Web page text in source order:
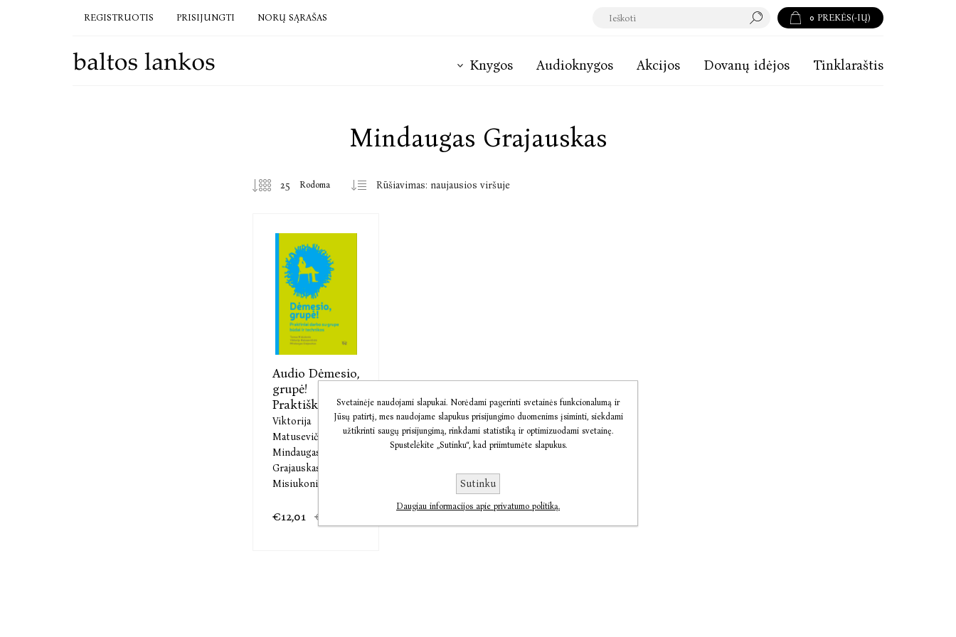
REGISTRUOTIS PRISIJUNGTI NORŲ SĄRAŠAS 0 PREKĖS(-IŲ)
Knygos Audioknygos Akcijos Dovanų idėjos Tinklaraštis
Mindaugas Grajauskas
Rodoma
Audio Dėmesio,
grupė!
Praktiški
Viktorija
Matusevičiūtė,
Mindaugas
Grajauskas,
Misiukonis
€12,01 €15,02
Svetainėje naudojami slapukai. Norėdami pagerinti svetainės funkcionalumą ir
Jūsų patirtį, mes naudojame slapukus prisijungimo duomenims įsiminti, siekdami
užtikrinti saugų prisijungimą, rinkdami statistiką ir optimizuodami svetainę.
Spustelėkite „Sutinku“, kad priimtumėte slapukus.
Sutinku
Daugiau informacijos apie privatumo politiką.